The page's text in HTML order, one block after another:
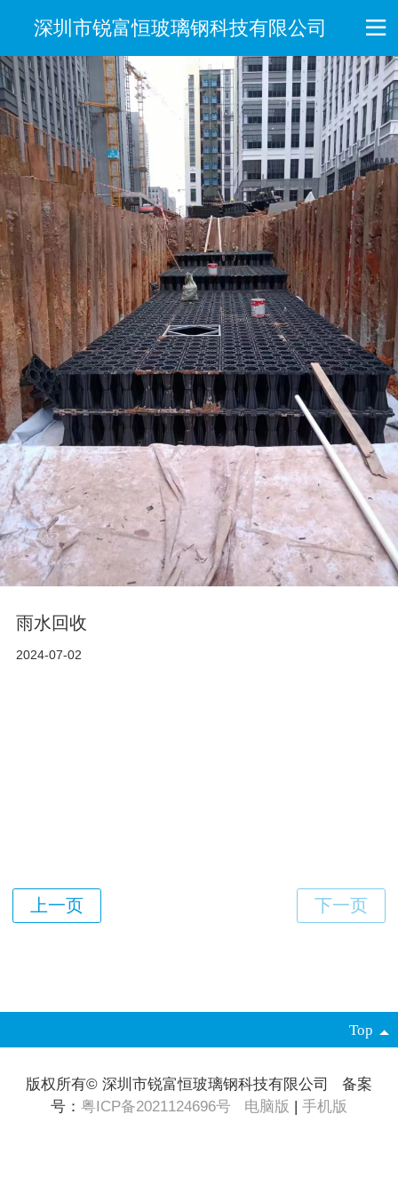
深圳市锐富恒玻璃钢科技有限公司
雨水回收
2024-07-02
Top
版权所有© 深圳市锐富恒玻璃钢科技有限公司 备案
号： 粤ICP备2021124696号 电脑版 手机版